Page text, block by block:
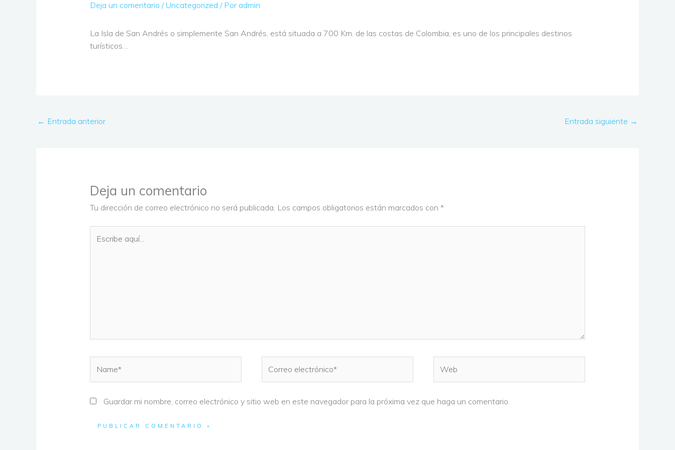
Deja un comentario / Uncategorized / Por admin
La Isla de San Andrés o simplemente San Andrés, está situada a 700 Km. de las costas de Colombia, es uno de los principales destinos
turísticos…
← Entrada anterior Entrada siguiente →
Deja un comentario
Tu dirección de correo electrónico no será publicada. Los campos obligatorios están marcados con *
aquí...
electrónico*
Guardar mi nombre, correo electrónico y sitio web en este navegador para la próxima vez que haga un comentario.